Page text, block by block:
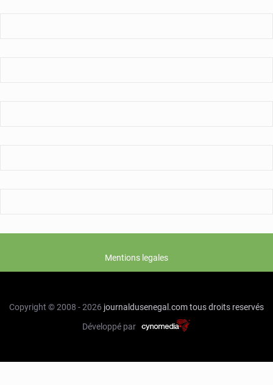
Mentions legales
Copyright © 2008 - 2026 journaldusenegal.comtous droits reservés
Développé par